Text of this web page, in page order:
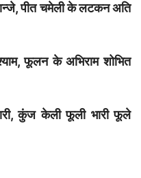
पीत चमेली के लटकन अति
फूलन के अभिराम शोभित
कुंज केली फूली भारी फूले